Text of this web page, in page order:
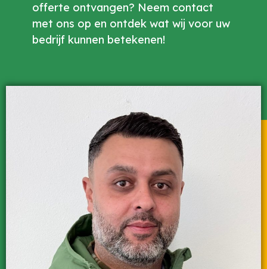
offerte ontvangen? Neem contact
met ons op en ontdek wat wij voor uw
bedrijf kunnen betekenen!